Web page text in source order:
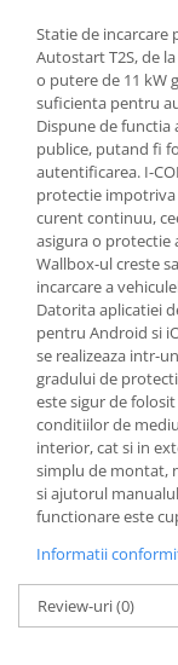
Statie de incarcare
Autostart T2S, de
o putere de 11 kW
suficienta pentru
Dispune de
publice, putand fi
autentificarea. I-
protectie
curent continuu,
asigura o protectie
Wallbox-ul creste
incarcare a
Datorita aplicatiei
pentru Android si
se realizeaza intr-
gradului de
este sigur de
conditiilor de
interior, cat si in
simplu de montat,
si ajutorul
functionare este
Informatii
Review-uri(0)